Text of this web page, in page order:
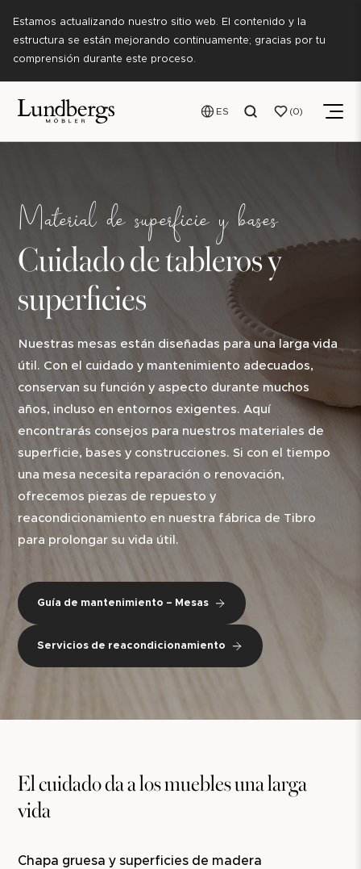
Estamos actualizando nuestro sitio web. El contenido y la
estructura se están mejorando continuamente; gracias por tu
comprensión durante este proceso.
ES 0
Material de superficie y bases
Cuidado de tableros y
superficies
Nuestras mesas están diseñadas para una larga vida
útil. Con el cuidado y mantenimiento adecuados,
conservan su función y aspecto durante muchos
años, incluso en entornos exigentes. Aquí
encontrarás consejos para nuestros materiales de
superficie, bases y construcciones. Si con el tiempo
una mesa necesita reparación o renovación,
ofrecemos piezas de repuesto y
reacondicionamiento en nuestra fábrica de Tibro
para prolongar su vida útil.
Guía de mantenimiento – Mesas
Servicios de reacondicionamiento
El cuidado da a los muebles una larga
vida
Chapa gruesa y superficies de madera